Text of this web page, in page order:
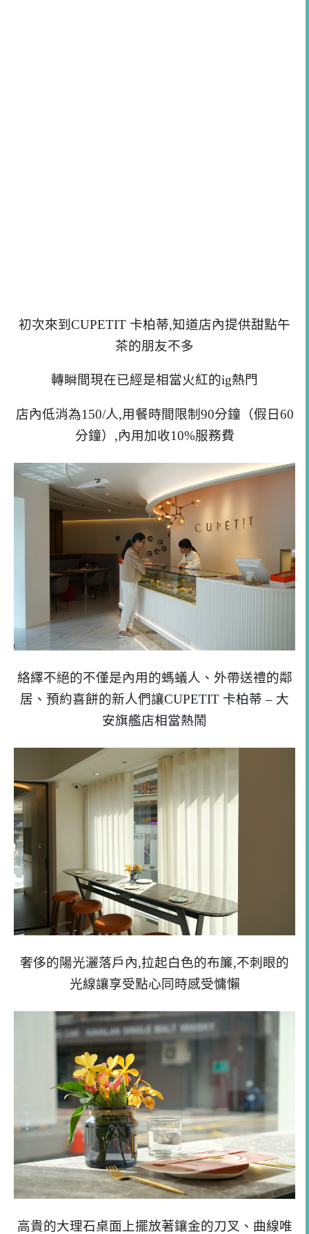
初次來到 CUPETIT 卡柏蒂,知道店內提供甜點午
茶的朋友不多
轉瞬間現在已經是相當火紅的ig熱門
店內低消為150/人,用餐時間限制90分鐘（假日60
分鐘）,內用加收10%服務費
絡繹不絕的不僅是內用的螞蟻人、外帶送禮的鄰
居、預約喜餅的新人們讓CUPETIT 卡柏蒂 – 大
安旗艦店相當熱鬧
奢侈的陽光灑落戶內,拉起白色的布簾,不刺眼的
光線讓享受點心同時感受慵懶
高貴的大理石桌面上擺放著鑲金的刀叉、曲線唯